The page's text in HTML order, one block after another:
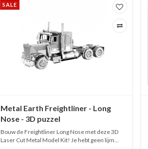
SALE
Metal Earth Freightliner - Long
Nose - 3D puzzel
Bouw de Freightliner Long Nose met deze 3D
Laser Cut Metal Model Kit! Je hebt geen lijm